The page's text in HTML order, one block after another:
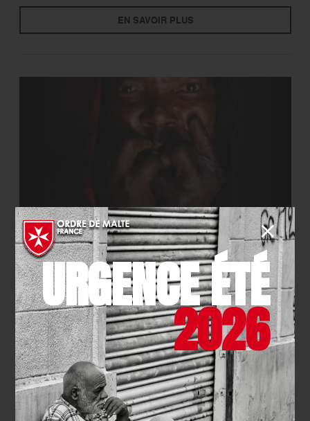
EN SAVOIR PLUS
EVÉNEMENT- 31.12.2025
Journées mondiales de la lèpre
et des grandes maladies
endémiques 2026
EN SAVOIR PLUS
URGENCE ÉTÉ
2026